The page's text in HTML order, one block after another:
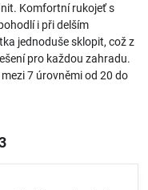
Komfortní rukojeť s
i při delším
jednoduše sklopit, což z
pro každou zahradu.
7 úrovněmi od 20 do